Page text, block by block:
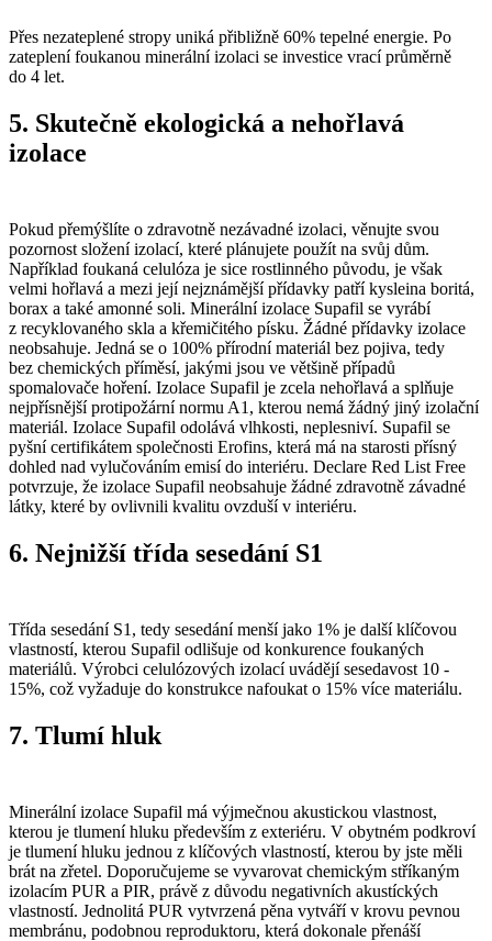
Přes nezateplené stropy uniká přibližně 60% tepelné energie. Po
zateplení foukanou minerální izolaci se investice vrací průměrně
do 4 let.
5. Skutečně ekologická a nehořlavá
izolace
Pokud přemýšlíte o zdravotně nezávadné izolaci, věnujte svou
pozornost složení izolací, které plánujete použít na svůj dům.
Například foukaná celulóza je sice rostlinného původu, je však
velmi hořlavá a mezi její nejznámější přídavky patří kysleina boritá,
borax a také amonné soli. Minerální izolace Supafil se vyrábí
z recyklovaného skla a křemičitého písku. Žádné přídavky izolace
neobsahuje. Jedná se o 100% přírodní materiál bez pojiva, tedy
bez chemických příměsí, jakými jsou ve většině případů
spomalovače hoření. Izolace Supafil je zcela nehořlavá a splňuje
nejpřísnější protipožární normu A1, kterou nemá žádný jiný izolační
materiál. Izolace Supafil odolává vlhkosti, neplesniví. Supafil se
pyšní certifikátem společnosti Erofins, která má na starosti přísný
dohled nad vylučováním emisí do interiéru. Declare Red List Free
potvrzuje, že izolace Supafil neobsahuje žádné zdravotně závadné
látky, které by ovlivnili kvalitu ovzduší v interiéru.
6. Nejnižší třída sesedání S1
Třída sesedání S1, tedy sesedání menší jako 1% je další klíčovou
vlastností, kterou Supafil odlišuje od konkurence foukaných
materiálů. Výrobci celulózových izolací uvádějí sesedavost 10 -
15%, což vyžaduje do konstrukce nafoukat o 15% více materiálu.
7. Tlumí hluk
Minerální izolace Supafil má výjmečnou akustickou vlastnost,
kterou je tlumení hluku především z exteriéru. V obytném podkroví
je tlumení hluku jednou z klíčových vlastností, kterou by jste měli
brát na zřetel. Doporučujeme se vyvarovat chemickým stříkaným
izolacím PUR a PIR, právě z důvodu negativních akustíckých
vlastností. Jednolitá PUR vytvrzená pěna vytváří v krovu pevnou
membránu, podobnou reproduktoru, která dokonale přenáší